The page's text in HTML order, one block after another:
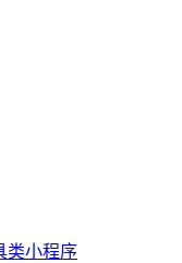
类小程序